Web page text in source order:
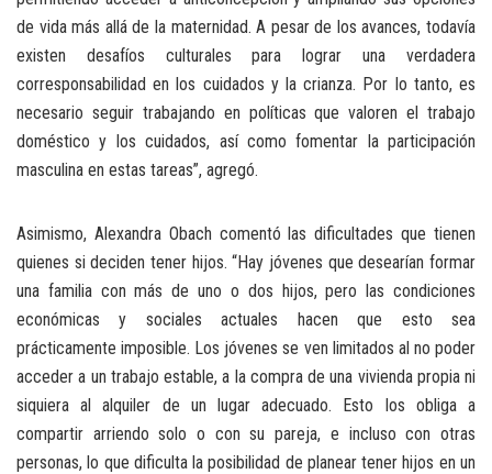
de vida más allá de la maternidad. A pesar de los avances, todavía
existen desafíos culturales para lograr una verdadera
corresponsabilidad en los cuidados y la crianza. Por lo tanto, es
necesario seguir trabajando en políticas que valoren el trabajo
doméstico y los cuidados, así como fomentar la participación
masculina en estas tareas”, agregó.
Asimismo, Alexandra Obach comentó las dificultades que tienen
quienes si deciden tener hijos. “Hay jóvenes que desearían formar
una familia con más de uno o dos hijos, pero las condiciones
económicas y sociales actuales hacen que esto sea
prácticamente imposible. Los jóvenes se ven limitados al no poder
acceder a un trabajo estable, a la compra de una vivienda propia ni
siquiera al alquiler de un lugar adecuado. Esto los obliga a
compartir arriendo solo o con su pareja, e incluso con otras
personas, lo que dificulta la posibilidad de planear tener hijos en un